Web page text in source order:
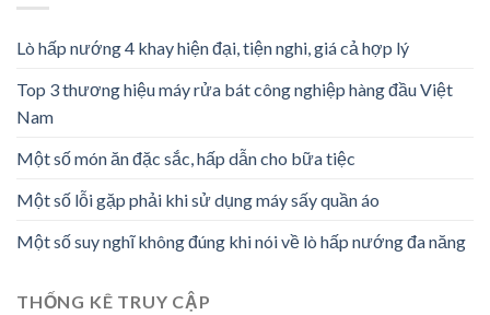
Lò hấp nướng 4 khay hiện đại, tiện nghi, giá cả hợp lý
Top 3 thương hiệu máy rửa bát công nghiệp hàng đầu Việt
Nam
Một số món ăn đặc sắc, hấp dẫn cho bữa tiệc
Một số lỗi gặp phải khi sử dụng máy sấy quần áo
Một số suy nghĩ không đúng khi nói về lò hấp nướng đa năng
THỐNG KÊ TRUY CẬP